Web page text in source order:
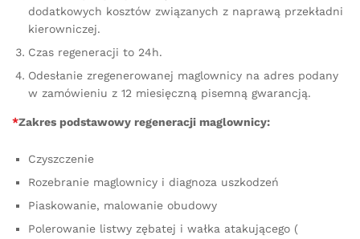
dodatkowych kosztów związanych z naprawą przekładni
kierowniczej.
Czas regeneracji to 24h.
Odesłanie zregenerowanej maglownicy na adres podany
w zamówieniu z 12 miesięczną pisemną gwarancją.
*Zakres podstawowy regeneracji maglownicy:
Czyszczenie
Rozebranie maglownicy i diagnoza uszkodzeń
Piaskowanie, malowanie obudowy
Polerowanie listwy zębatej i wałka atakującego (